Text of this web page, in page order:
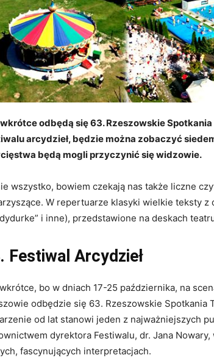
odbędą się 63. Rzeszowskie
arcydzieł, będzie można zobaczyć
będą mogli przyczynić się widzowie.
wszystko, bowiem czekają nas także liczne
W repertuarze klasyki wielkie teksty z
i inne), przedstawione na deskach
Festiwal Arcydzieł
bo w dniach 17-25 października, na
odbędzie się 63. Rzeszowskie Spotkania
od lat stanowi jeden z najważniejszych
dyrektora Festiwalu, dr. Jana
fascynujących interpretacjach.